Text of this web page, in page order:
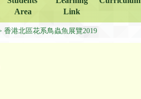
Area
Link
香港北區花系鳥蟲魚展覽2019